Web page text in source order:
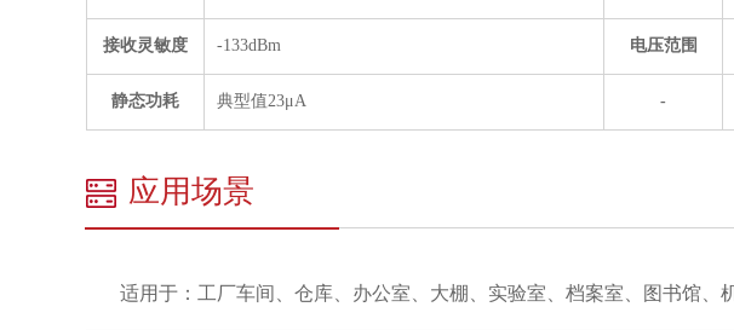
接收灵敏度 -133dBm 电压范围
静态功耗 典型值23μA -
应用场景
适用于：工厂车间、仓库、办公室、大棚、 实验室、档案室、图书馆、